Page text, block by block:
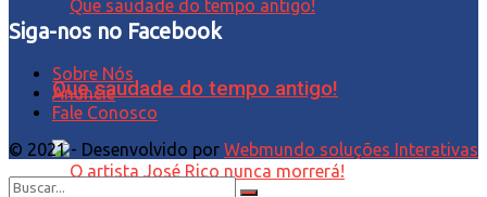
Que saudade do tempo antigo!
Siga-nos no Facebook
Sobre Nós
Anuncie
Fale Conosco
© 2021 - Desenvolvido por Webmundo soluções Interativas